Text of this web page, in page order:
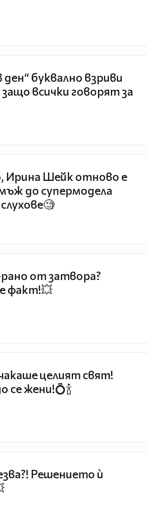
буквално взриви
всички говорят за
Ирина Шейк отново е
до супермодела
от затвора?
факт!💥
целият свят!
се жени!💍🍾
Решението ѝ